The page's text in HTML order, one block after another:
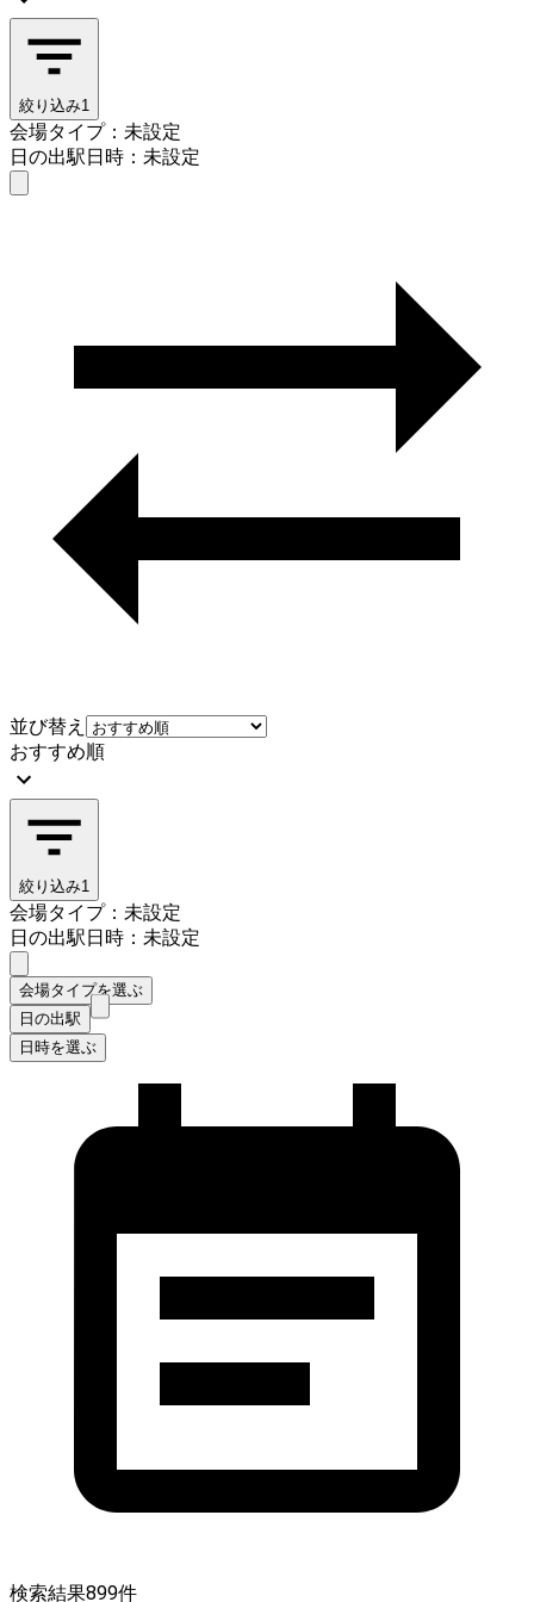
絞り込み1
会場タイプ：未設定
日の出駅日時：未設定
並び替え
おすすめ順
絞り込み1
会場タイプ：未設定
日の出駅日時：未設定
会場タイプを選ぶ
日の出駅
日時を選ぶ
検索結果899件